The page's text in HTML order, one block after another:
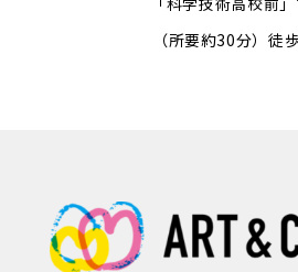
（所要約30分）徒